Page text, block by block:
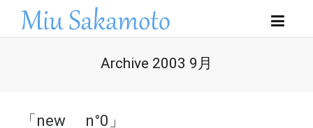
Archive 2003 9月
「new n°0」